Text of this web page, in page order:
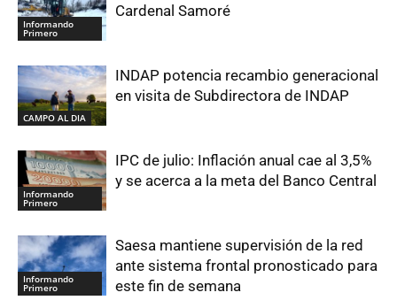
Informando
Primero
Cardenal Samoré
CAMPO AL DIA
INDAP potencia recambio generacional
en visita de Subdirectora de INDAP
Informando
Primero
IPC de julio: Inflación anual cae al 3,5%
y se acerca a la meta del Banco Central
Informando
Primero
Saesa mantiene supervisión de la red
ante sistema frontal pronosticado para
este fin de semana